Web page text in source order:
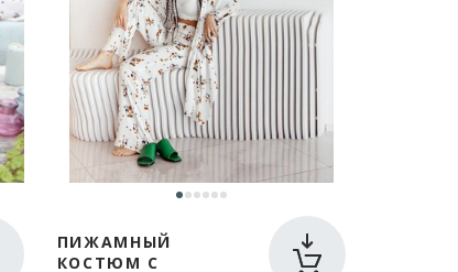
ПИЖАМНЫЙ
КОСТЮМ С